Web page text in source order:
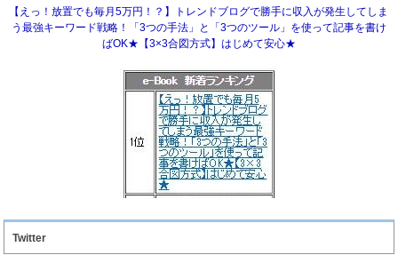
【えっ！放置でも毎月5万円！？】トレンドブログで勝手に収入が発生してしま
う最強キーワード戦略！「3つの手法」と「3つのツール」を使って記事を書け
ばOK★【3×3合図方式】はじめて安心★
Twitter